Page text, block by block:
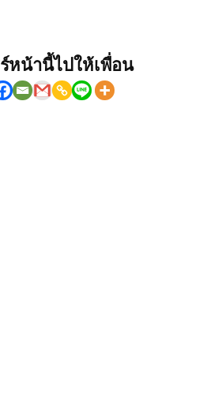
หน้านี้ไปให้เพื่อน